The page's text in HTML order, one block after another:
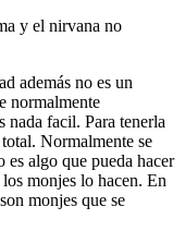
y el nirvana no
además no es un
normalmente
nada facil. Para tenerla
Normalmente se
es algo que pueda hacer
monjes lo hacen. En
monjes que se